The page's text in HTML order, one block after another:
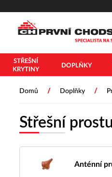
STŘEŠNÍ
KRYTINY
DOPLŇKY
Domů / Doplňky /
Střešní
Anténní